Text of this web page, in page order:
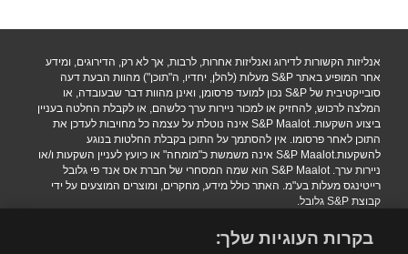
אנליזות הקשורות לדירוג ואנליזות אחרות, לרבות, אך לא רק, הדירוגים, ומידע
אחר המופיע באתר S&P מעלות (להלן, יחדיו, ה"תוכן") מהוות הבעת דעה
סובייקטיבית של S&P נכון למועד פרסומן, ואינן מהוות דבר שבעובדה, או
המלצה לרכוש, להחזיק או למכור ניירות ערך כלשהם, או לקבלת החלטה בעניין
ביצוע השקעות. S&P Maalot אינה נוטלת על עצמה כל מחויבות לעדכן את
התוכן לאחר פרסומו. אין להסתמך על התוכן בקבלת החלטות בנוגע
להשקעות.S&P Maalot אינה משמשת כ"מומחה" או כיועץ לעניין השקעות ו/או
ניירות ערך. S&P Maalot הוא שמה המסחרי של חברת אס אנד פי גלובל
רייטינגס מעלות בע"מ. האתר כולל מידע, מחקרים, ומוצרים המוצעים על ידי
קבוצת S&P גלובל.
.Copyright 2016 S&P Maalot a subsidiary of S&P Global. All rights
reserved
בקרות העוגיות שלך: